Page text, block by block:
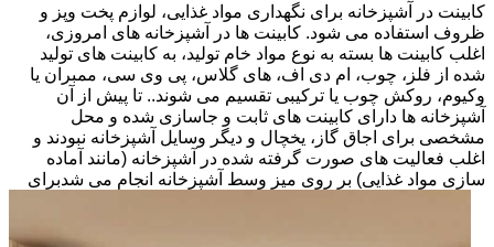
کابینت در آشپزخانه برای نگهداری مواد غذایی، لوازم پخت وپز و
ظروف استفاده می شود. کابینت ها در آشپزخانه های امروزی،
اغلب کابینت ها بسته به نوع مواد خام تولید، به کابینت های تولید
شده از فلز، چوب، ام دی اف، های گلاس، پی وی سی، ممبران یا
وکیوم، روکش چوب یا ترکیبی تقسیم می شوند.. تا پیش از آن
آشپزخانه ها دارای کابینت های ثابت و جاسازی شده و محل
مشخصی برای اجاق گاز، یخچال و دیگر وسایل آشپزخانه نبودند و
اغلب فعالیت های صورت گرفته شده در آشپزخانه (مانند آماده
سازی مواد غذایی) بر روی میز وسط آشپزخانه انجام می شدبرای